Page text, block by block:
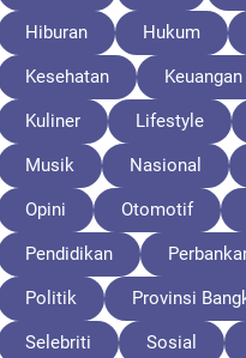
Hiburan Hukum
Kesehatan Keuangan
Kuliner Lifestyle
Musik Nasional
Opini Otomotif
Pendidikan
Politik Provinsi
Selebriti Sosial